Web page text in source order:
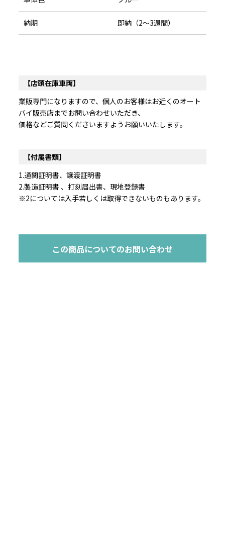
納期 即納（2～3週間）
【店頭在庫車両】
業販専門になりますので、個人のお客様はお近くのオート
バイ販売店までお問い合わせいただき、
価格などご質問くださいますようお願いいたします。
【付属書類】
1.通関証明書、譲渡証明書
2.製造証明書 、打刻届出書、現地登録書
※2については入手若しくは取得できないものもあります。
この商品についてのお問い合わせ